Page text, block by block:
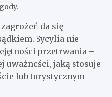
da się
Sycylia nie
przetrwania –
uważności, jaką stosuje
lub turystycznym